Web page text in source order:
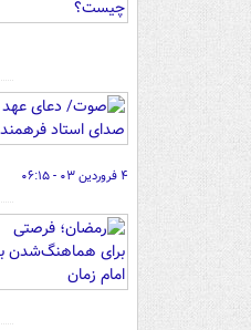
۴ فروردین ۰۳ - ۰۶:۱۵